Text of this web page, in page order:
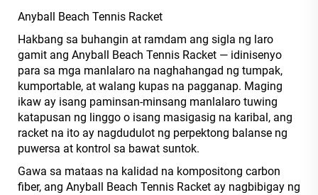
Anyball Beach Tennis Racket
Hakbang sa buhangin at ramdam ang sigla ng laro
gamit ang Anyball Beach Tennis Racket — idinisenyo
para sa mga manlalaro na naghahangad ng tumpak,
kumportable, at walang kupas na pagganap. Maging
ikaw ay isang paminsan-minsang manlalaro tuwing
katapusan ng linggo o isang masigasig na karibal, ang
racket na ito ay nagdudulot ng perpektong balanse ng
puwersa at kontrol sa bawat suntok.
Gawa sa mataas na kalidad na kompositong carbon
fiber, ang Anyball Beach Tennis Racket ay nagbibigay ng